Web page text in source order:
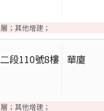
；其他增建；
段110號8樓 華廈
；其他增建；